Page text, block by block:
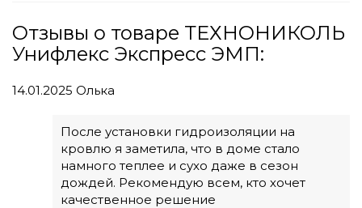
Отзывы о товаре ТЕХНОНИКОЛЬ
Унифлекс Экспресс ЭМП:
14.01.2025 Олька
После установки гидроизоляции на
кровлю я заметила, что в доме стало
намного теплее и сухо даже в сезон
дождей. Рекомендую всем, кто хочет
качественное решение